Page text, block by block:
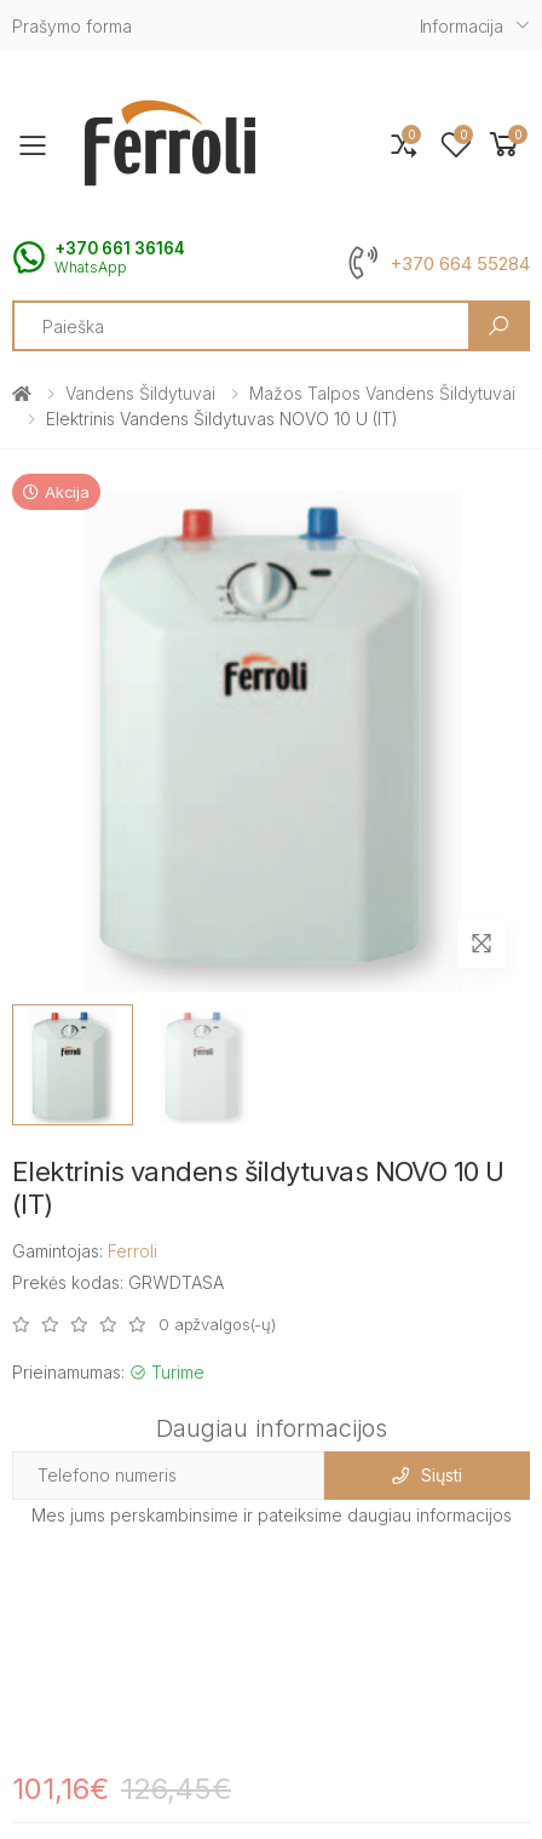
Prašymo forma Informacija
Toggle mobile menu
+370 661 36164
WhatsApp +370 664 55284
Search
0 0 0
Vandens Šildytuvai
Mažos Talpos Vandens Šildytuvai
Elektrinis Vandens Šildytuvas NOVO 10 U (IT)
Akcija
Elektrinis vandens šildytuvas NOVO 10 U
(IT)
Gamintojas: Ferroli
Prekės kodas: GRWDTASA
0 apžvalgos(-ų)
Prieinamumas: Turime
Daugiau informacijos
Siųsti
Mes jums perskambinsime ir pateiksime daugiau informacijos
101,16€ 126,45€